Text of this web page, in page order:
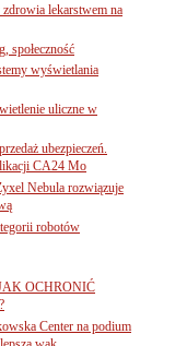
lekarstwem na
społeczność
wyświetlania
uliczne w
ubezpieczeń.
CA24 Mo
Nebula rozwiązuje
robotów
OCHRONIĆ
Center na podium